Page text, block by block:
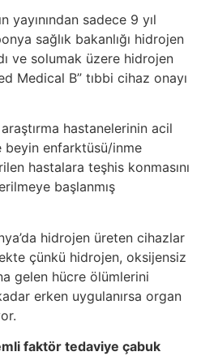
yayınından sadece 9 yıl
sağlık bakanlığı hidrojen
ve solumak üzere hidrojen
Medical B” tıbbi cihaz onayı
hastanelerinin acil
enfarktüsü/inme
hastalara teşhis konmasını
başlanmış
hidrojen üreten cihazlar
çünkü hidrojen, oksijensiz
gelen hücre ölümlerini
erken uygulanırsa organ
faktör tedaviye çabuk